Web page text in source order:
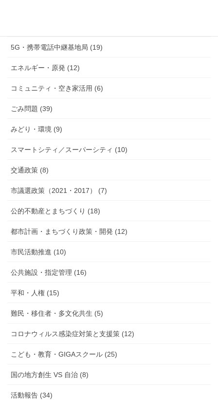
5G・携帯電話中継基地局 (19)
エネルギー・原発 (12)
コミュニティ・空き家活用 (6)
ごみ問題 (39)
みどり・環境 (9)
スマートシティ／スーパーシティ (10)
交通政策 (8)
市議選政策（2021・2017） (7)
公的不動産とまちづくり (18)
都市計画・まちづくり政策・開発 (12)
市民活動推進 (10)
公共施設・指定管理 (16)
平和・人権 (15)
難民・移住者・多文化共生 (5)
コロナウィルス感染症対策と支援策 (12)
こども・教育・GIGAスクール (25)
国の地方創生 VS 自治 (8)
活動報告 (34)